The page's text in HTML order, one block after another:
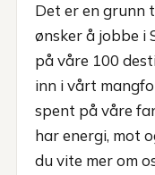
Det er en grunn
ønsker å jobbe i
på våre 100
inn i vårt
spent på våre
har energi, mot
du vite mer om